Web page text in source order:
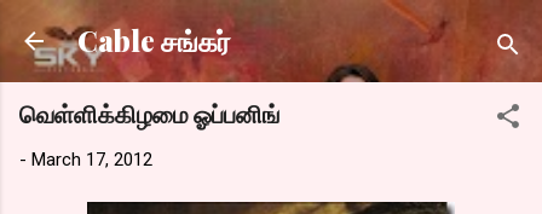
Skip to main content
Cable சங்கர்
வெள்ளிக்கிழமை ஓப்பனிங்
- March 17, 2012